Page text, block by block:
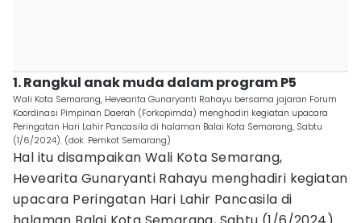
1. Rangkul anak muda dalam program P5
Wali Kota Semarang, Hevearita Gunaryanti Rahayu bersama jajaran Forum
Koordinasi Pimpinan Daerah (Forkopimda) menghadiri kegiatan upacara
Peringatan Hari Lahir Pancasila di halaman Balai Kota Semarang, Sabtu
(1/6/2024). (dok. Pemkot Semarang)
Hal itu disampaikan Wali Kota Semarang,
Hevearita Gunaryanti Rahayu menghadiri kegiatan
upacara Peringatan Hari Lahir Pancasila di